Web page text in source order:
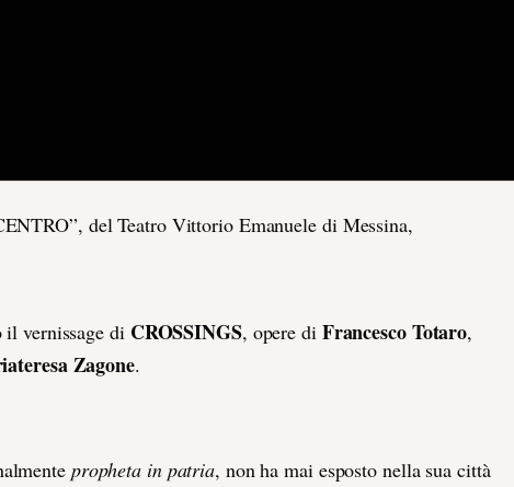
del Teatro Vittorio Emanuele di Messina,
vernissage di CROSSINGS, opere di Francesco Totaro,
Zagone.
propheta in patria, non ha mai esposto nella sua città